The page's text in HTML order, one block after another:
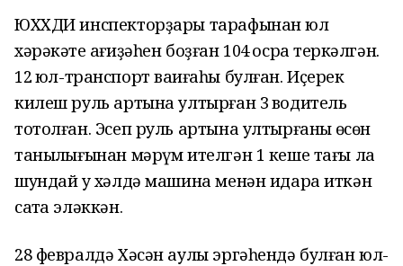
ЮХХДИинспекторҙары тарафынан юл
хәрәкәте ҡағиҙәһенбоҙған 104осраҡ теркәлгән.
12юл-транспорт ваҡиғаһы булған.Иҫерек
килеш руль артына ултырған 3водитель
тотолған. Эсеп руль артына ултырғаны өсөн
таныҡлығынан мәрүм ителгән 1 кеше тағы ла
шундайуҡхәлдә машина менән идара иткән
саҡта эләккән.
28 февралдә Хәсән аулы эргәһендә булған юл-